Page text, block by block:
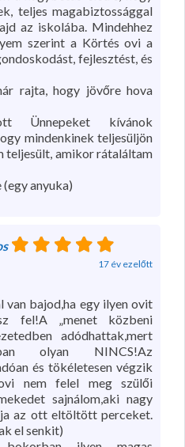
teljes magabiztossággal
az iskolába. Mindehhez
szerint a Körtés ovi a
fejlesztést, és
rajta, hogy jövőre hova
Ünnepeket kívánok
mindenkinek teljesüljön
teljesült, amikor rátaláltam
anyuka)
17 év ezelőtt
van bajod,ha egy ilyen ovit
fel!A „menet közbeni
adódhattak,mert
olyan NINCS!Az
és tökéletesen végzik
nem felel meg szülői
sajnálom,aki nagy
az ott eltöltött perceket.
el senkit)